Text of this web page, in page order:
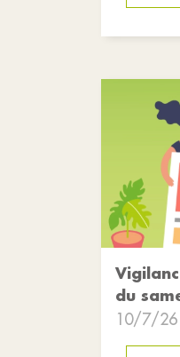
du
10/7/26